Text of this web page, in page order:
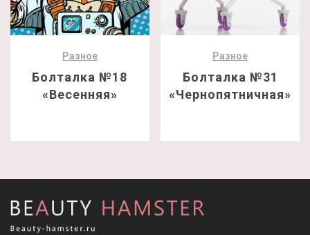
Разное
Болталка №18
«Весенняя»
Разное
Болталка №31
«Чернопятничная»